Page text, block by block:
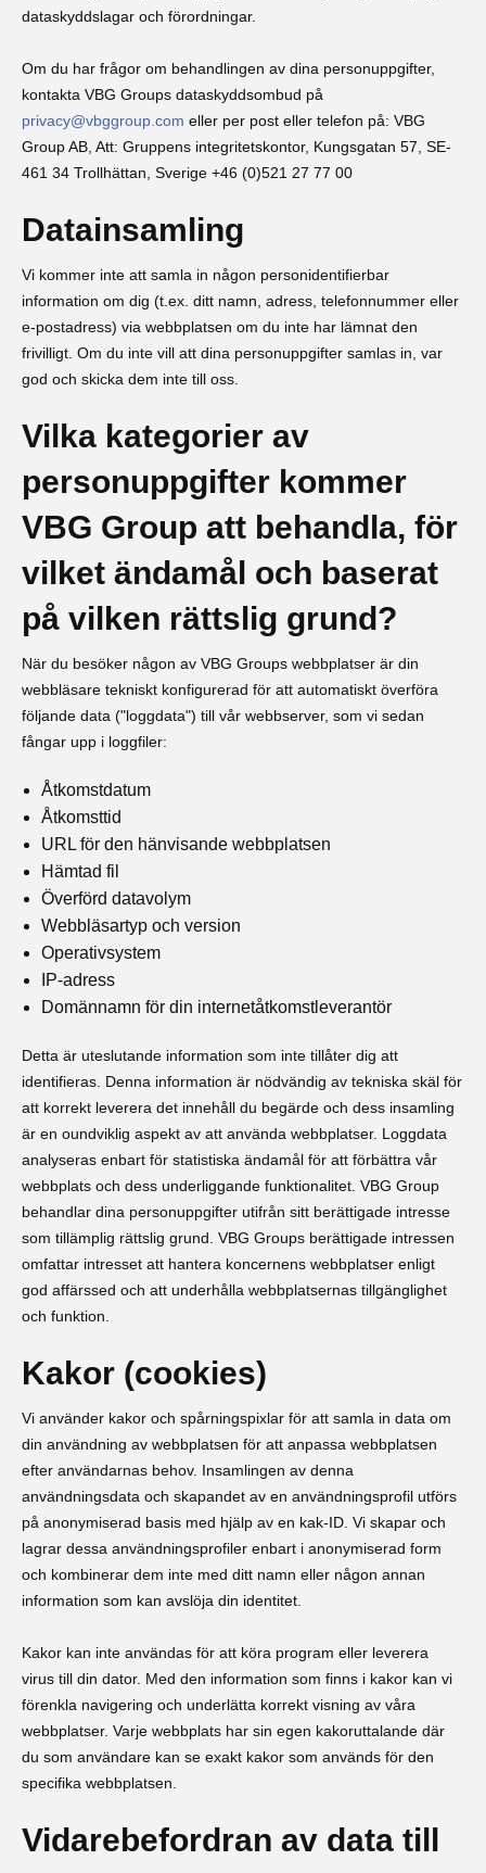
dataskyddslagar och förordningar.
Om du har frågor om behandlingen av dina personuppgifter,
kontakta VBG Groups dataskyddsombud på
privacy@vbggroup.com eller per post eller telefon på: VBG
Group AB, Att: Gruppens integritetskontor, Kungsgatan 57, SE-
461 34 Trollhättan, Sverige +46 (0)521 27 77 00
Datainsamling
Vi kommer inte att samla in någon personidentifierbar
information om dig (t.ex. ditt namn, adress, telefonnummer eller
e-postadress) via webbplatsen om du inte har lämnat den
frivilligt. Om du inte vill att dina personuppgifter samlas in, var
god och skicka dem inte till oss.
Vilka kategorier av
personuppgifter kommer
VBG Group att behandla, för
vilket ändamål och baserat
på vilken rättslig grund?
När du besöker någon av VBG Groups webbplatser är din
webbläsare tekniskt konfigurerad för att automatiskt överföra
följande data ("loggdata") till vår webbserver, som vi sedan
fångar upp i loggfiler:
Åtkomstdatum
Åtkomsttid
URL för den hänvisande webbplatsen
Hämtad fil
Överförd datavolym
Webbläsartyp och version
Operativsystem
IP-adress
Domännamn för din internetåtkomstleverantör
Detta är uteslutande information som inte tillåter dig att
identifieras. Denna information är nödvändig av tekniska skäl för
att korrekt leverera det innehåll du begärde och dess insamling
är en oundviklig aspekt av att använda webbplatser. Loggdata
analyseras enbart för statistiska ändamål för att förbättra vår
webbplats och dess underliggande funktionalitet. VBG Group
behandlar dina personuppgifter utifrån sitt berättigade intresse
som tillämplig rättslig grund. VBG Groups berättigade intressen
omfattar intresset att hantera koncernens webbplatser enligt
god affärssed och att underhålla webbplatsernas tillgänglighet
och funktion.
Kakor (cookies)
Vi använder kakor och spårningspixlar för att samla in data om
din användning av webbplatsen för att anpassa webbplatsen
efter användarnas behov. Insamlingen av denna
användningsdata och skapandet av en användningsprofil utförs
på anonymiserad basis med hjälp av en kak-ID. Vi skapar och
lagrar dessa användningsprofiler enbart i anonymiserad form
och kombinerar dem inte med ditt namn eller någon annan
information som kan avslöja din identitet.
Kakor kan inte användas för att köra program eller leverera
virus till din dator. Med den information som finns i kakor kan vi
förenkla navigering och underlätta korrekt visning av våra
webbplatser. Varje webbplats har sin egen kakoruttalande där
du som användare kan se exakt kakor som används för den
specifika webbplatsen.
Vidarebefordran av data till